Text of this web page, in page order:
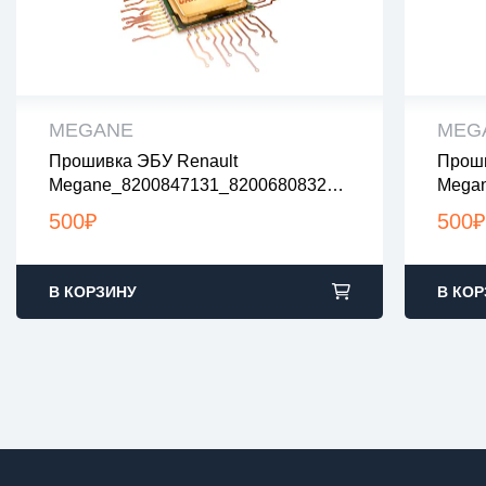
MEGANE
Прошивка ЭБУ Renault
Megane_8200847131_8200680832_8
500₽
все файлы проверены на вирусы
все файлы в архивах zip или rar
загрузка с 9:00-22:00 по Москве
В КОРЗИНУ
R500₽
все
все
В